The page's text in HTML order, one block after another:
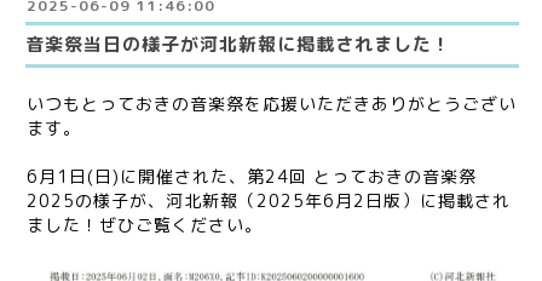
2025-06-09 11:46:00
音楽祭当日の様子が河北新報に掲載されました！
いつもとっておきの音楽祭を応援いただきありがとうござい
ます。
6月1日(日)に開催された、第24回 とっておきの音楽祭
2025の様子が、河北新報（2025年6月2日版）に掲載され
ました！ぜひご覧ください。